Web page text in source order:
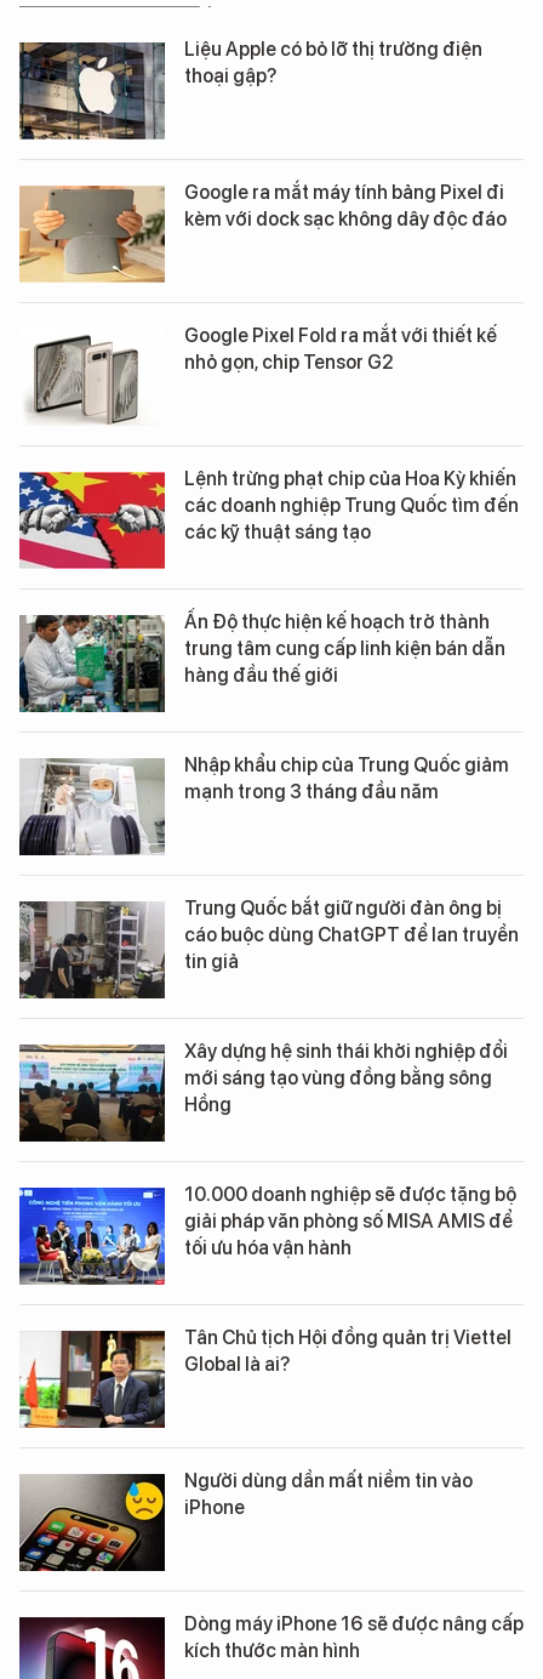
Liệu Apple có bỏ lỡ thị trường điện
thoại gập?
Google ra mắt máy tính bảng Pixel đi
kèm với dock sạc không dây độc đáo
Google Pixel Fold ra mắt với thiết kế
nhỏ gọn, chip Tensor G2
Lệnh trừng phạt chip của Hoa Kỳ khiến
các doanh nghiệp Trung Quốc tìm đến
các kỹ thuật sáng tạo
Ấn Độ thực hiện kế hoạch trở thành
trung tâm cung cấp linh kiện bán dẫn
hàng đầu thế giới
Nhập khẩu chip của Trung Quốc giảm
mạnh trong 3 tháng đầu năm
Trung Quốc bắt giữ người đàn ông bị
cáo buộc dùng ChatGPT để lan truyền
tin giả
Xây dựng hệ sinh thái khởi nghiệp đổi
mới sáng tạo vùng đồng bằng sông
Hồng
10.000 doanh nghiệp sẽ được tặng bộ
giải pháp văn phòng số MISA AMIS để
tối ưu hóa vận hành
Tân Chủ tịch Hội đồng quản trị Viettel
Global là ai?
Người dùng dần mất niềm tin vào
iPhone
Dòng máy iPhone 16 sẽ được nâng cấp
kích thước màn hình